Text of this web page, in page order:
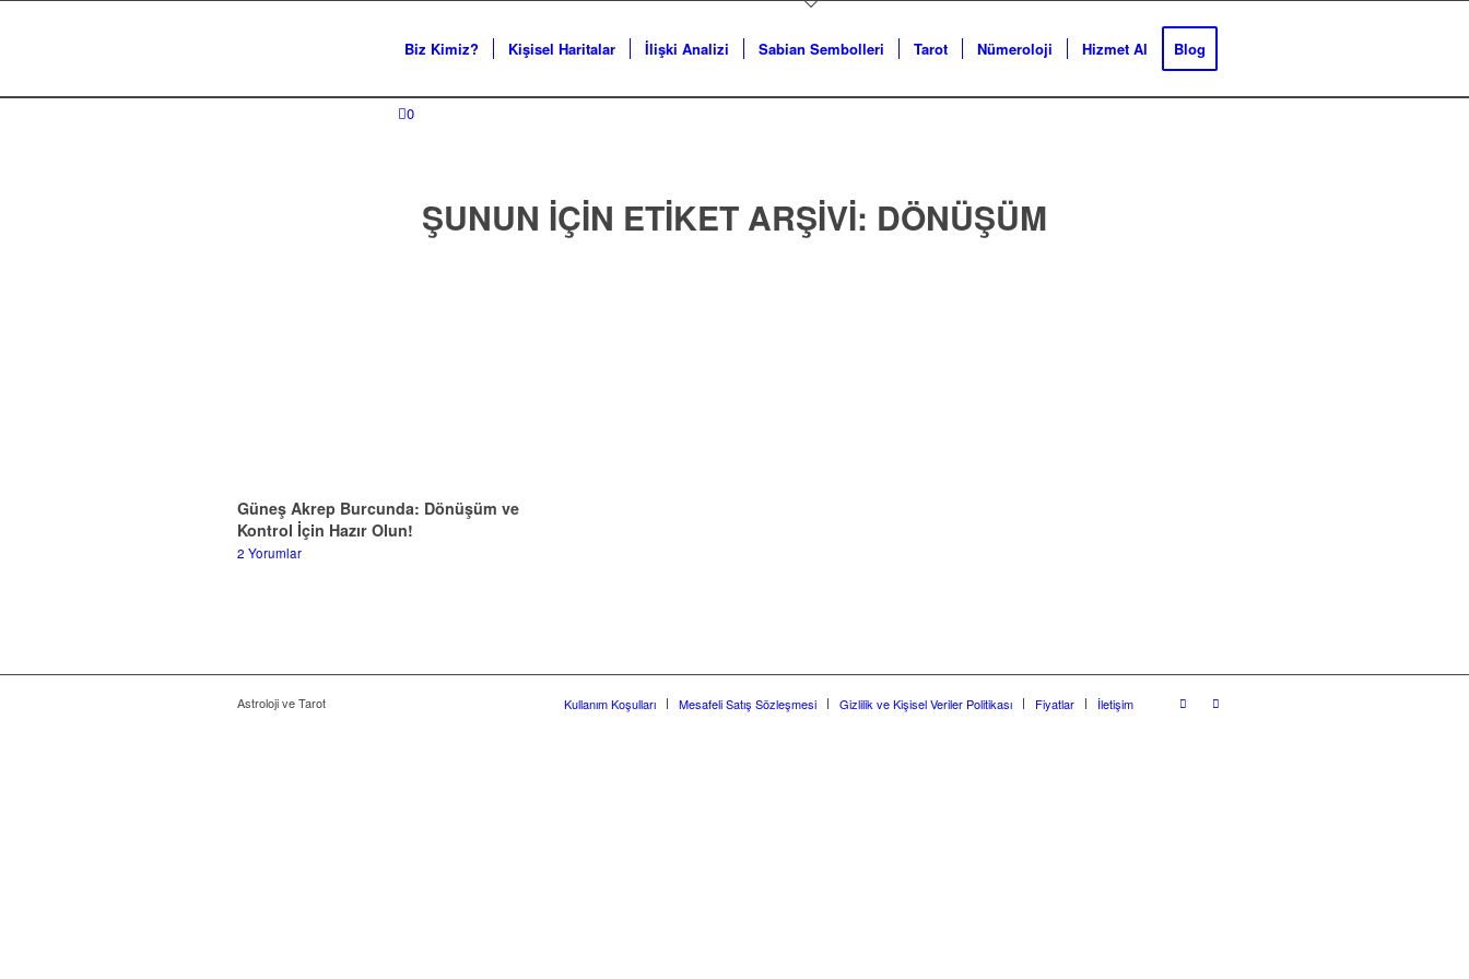
Biz Kimiz? Kişisel Haritalar İlişki Analizi Sabian Sembolleri Tarot Nümeroloji Hizmet Al Blog
0
ŞUNUN IÇIN ETIKET ARŞIVI: DÖNÜŞÜM
Güneş Akrep Burcunda: Dönüşüm ve
Kontrol İçin Hazır Olun!
2 Yorumlar
Astroloji ve Tarot Kullanım Koşulları Mesafeli Satış Sözleşmesi Gizlilik ve Kişisel Veriler Politikası Fiyatlar İletişim